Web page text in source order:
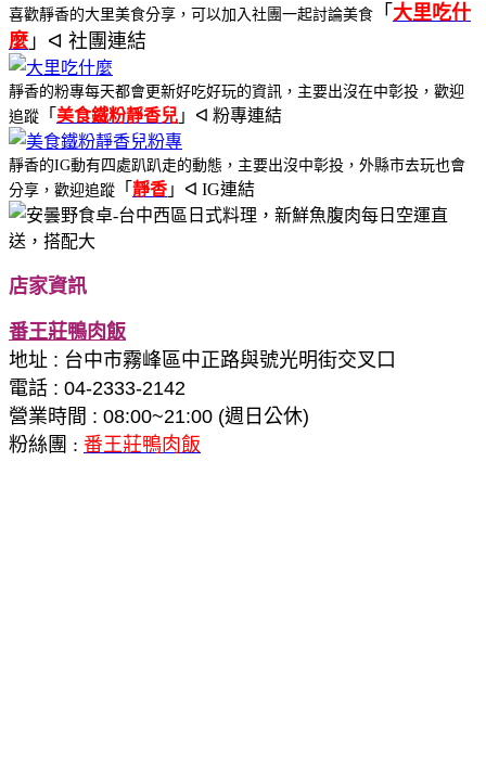
喜歡靜香的大里美食分享，可以加入社團一起討論美食 「 大里吃什
麼 」ᐊ 社團連結
靜香的粉專每天都會更新好吃好玩的資訊，主要出沒在中彰投，歡迎
追蹤 「 美食鐵粉靜香兒 」ᐊ 粉專連結
靜香的IG動有四處趴趴走的動態，主要出沒中彰投，外縣市去玩也會
分享，歡迎追蹤 「 靜香 」ᐊ IG連結
店家資訊
番王莊鴨肉飯
地址 : 台中市霧峰區中正路與號光明街交叉口
電話 : 04-2333-2142
營業時間 : 08:00~21:00 (週日公休)
粉絲團 : 番王莊鴨肉飯